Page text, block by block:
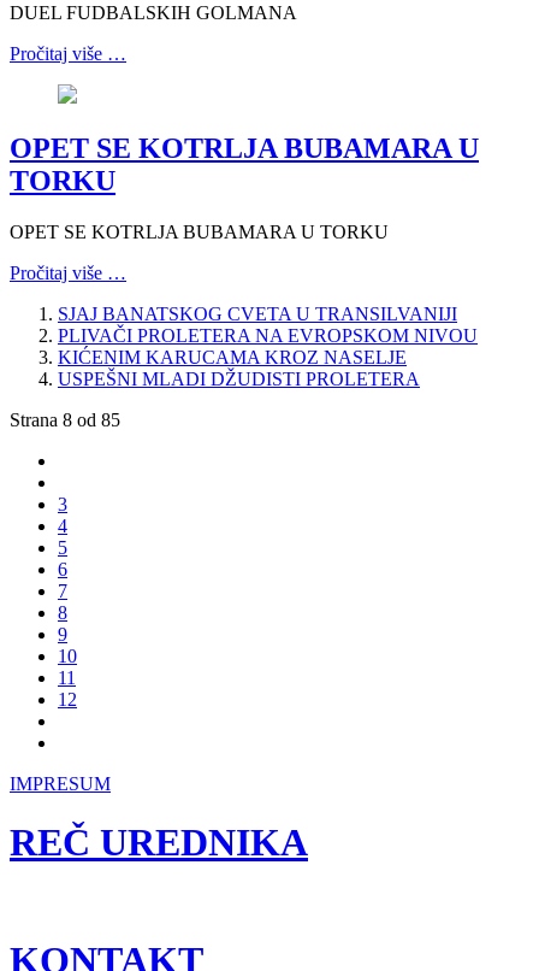
DUEL FUDBALSKIH GOLMANA
Pročitaj više …
OPET SE KOTRLJA BUBAMARA U
TORKU
OPET SE KOTRLJA BUBAMARA U TORKU
Pročitaj više …
SJAJ BANATSKOG CVETA U TRANSILVANIJI
PLIVAČI PROLETERA NA EVROPSKOM NIVOU
KIĆENIM KARUCAMA KROZ NASELJE
USPEŠNI MLADI DŽUDISTI PROLETERA
Strana 8 od 85
3
4
5
6
7
8
9
10
11
12
IMPRESUM
REČ UREDNIKA
KONTAKT